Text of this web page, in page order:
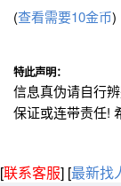
(查看需要10金币)
特此声明：
信息真伪请自行
保证或连带责任!
[联系客服] [最新找